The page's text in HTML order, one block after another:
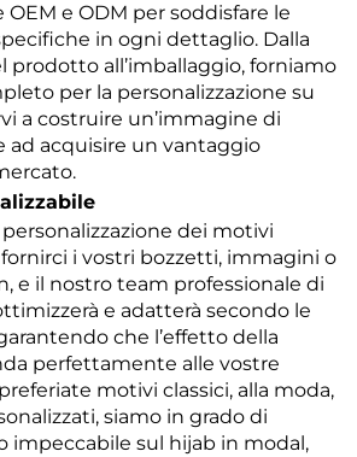
OEM e ODM per soddisfare le
in ogni dettaglio. Dalla
prodotto all’imballaggio, forniamo
per la personalizzazione su
a costruire un’immagine di
ad acquisire un vantaggio
dei motivi
i vostri bozzetti, immagini o
e il nostro team professionale di
e adatterà secondo le
che l’effetto della
perfettamente alle vostre
motivi classici, alla moda,
siamo in grado di
impeccabile sul hijab in modal,